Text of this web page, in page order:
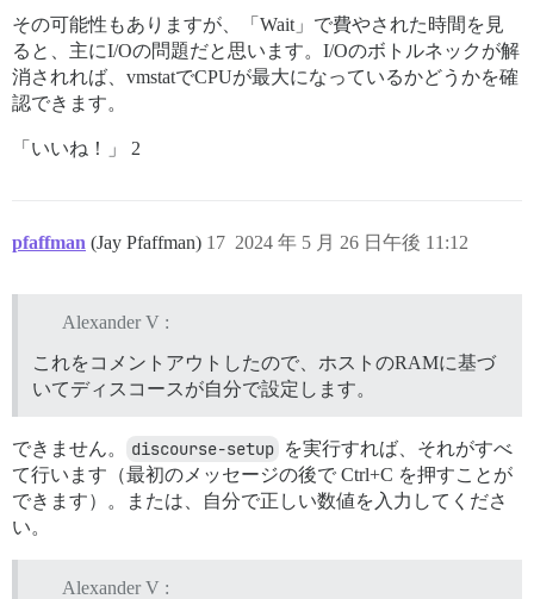
その可能性もありますが、「Wait」で費やされた時間を見
ると、主にI/Oの問題だと思います。I/Oのボトルネックが解
消されれば、vmstatでCPUが最大になっているかどうかを確
認できます。
「いいね！」 2
pfaffman (Jay Pfaffman) 2024 年 5 月 26 日午後 11:12
17
Alexander V :
これをコメントアウトしたので、ホストのRAMに基づ
いてディスコースが自分で設定します。
できません。 discourse-setup を実行すれば、それがすべ
て行います（最初のメッセージの後で Ctrl+C を押すことが
できます）。または、自分で正しい数値を入力してくださ
い。
Alexander V :